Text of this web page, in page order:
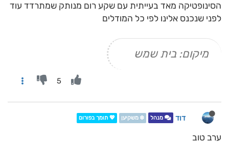
הסינופטיקה מאד בעייתית עם שקע רום מנותק שמתרדד עוד
לפני שנכנס אלינו לפי כל המודלים
מיקום: בית שמש
5
דוד מנהל ❄️ משקיען 💖 תומך בפורום
ערב טוב